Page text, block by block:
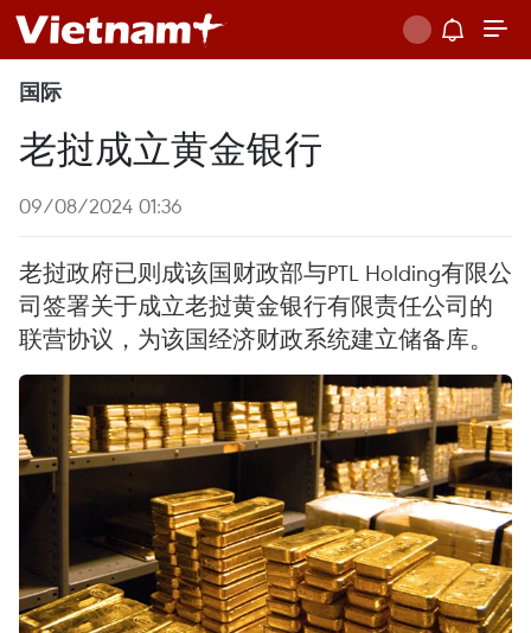
国际
老挝成立黄金银行
09/08/2024 01:36
老挝政府已则成该国财政部与PTL Holding有限公
司签署关于成立老挝黄金银行有限责任公司的
联营协议，为该国经济财政系统建立储备库。